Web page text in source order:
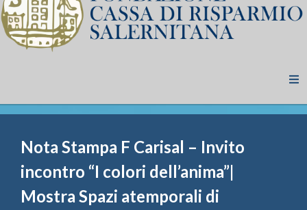
Fondazione
Attività
Contributi
Nota Stampa F Carisal – Invito
incontro “I colori dell’anima”|
Mostra Spazi atemporali di